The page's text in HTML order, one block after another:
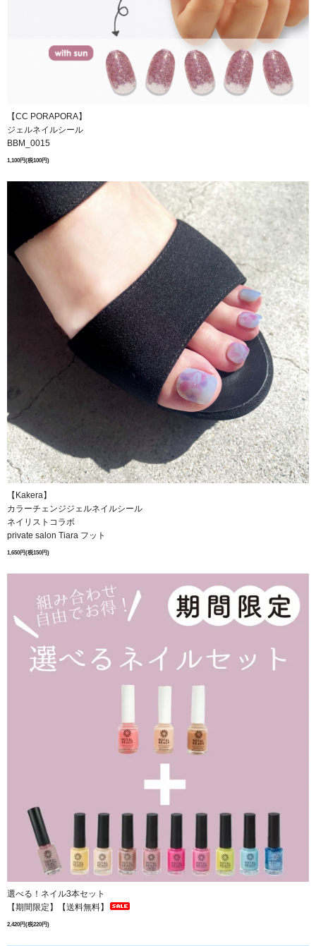
【CC PORAPORA】
ジェルネイルシール
BBM_0015
1,100円(税100円)
【Kakera】
カラーチェンジジェルネイルシール
ネイリストコラボ
private salon Tiara フット
1,650円(税150円)
選べる！ネイル3本セット
【期間限定】【送料無料】
2,420円(税220円)